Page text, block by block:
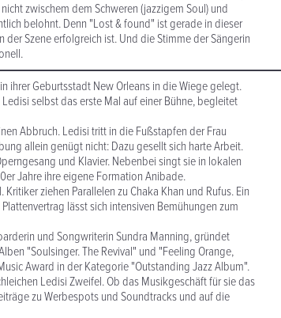
zwischem dem Schweren (jazzigem Soul) und
belohnt. Denn "Lost & found" ist gerade in dieser
Szene erfolgreich ist. Und die Stimme der Sängerin
ihrer Geburtsstadt New Orleans in die Wiege gelegt.
selbst das erste Mal auf einer Bühne, begleitet
Abbruch. Ledisi tritt in die Fußstapfen der Frau
allein genügt nicht: Dazu gesellt sich harte Arbeit.
und Klavier. Nebenbei singt sie in lokalen
Jahre ihre eigene Formation Anibade.
ziehen Parallelen zu Chaka Khan und Rufus. Ein
lässt sich intensiven Bemühungen zum
und Songwriterin Sundra Manning, gründet
"Soulsinger. The Revival" und "Feeling Orange,
Award in der Kategorie "Outstanding Jazz Album".
Ledisi Zweifel. Ob das Musikgeschäft für sie das
zu Werbespots und Soundtracks und auf die